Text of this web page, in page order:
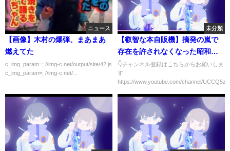
ニュース
【画像】木村の爆弾、まあまあ
燃えてた
c_img_param=; //img-c.net/output/site/42.js
c_img_param=; //img-c.net/...
未分類
【叡智な本自販機】摘発の嵐で
存在を許されなくなった昭和ノ
スタルジア【ゆっくり解説】
👇チャンネル登録はこちらからお願いしま
す
https://www.youtube.com/channel/